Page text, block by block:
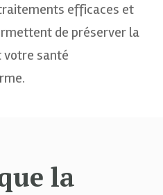
efficaces et
de préserver la
votre santé
la